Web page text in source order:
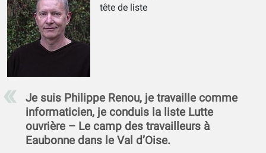
tête de liste
Je suis Philippe Renou, je travaille comme
informaticien, je conduis la liste Lutte
ouvrière – Le camp des travailleurs à
Eaubonne dans le Val d’Oise.